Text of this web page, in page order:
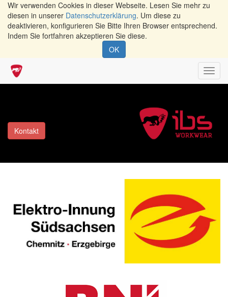
Wir verwenden Cookies in dieser Webseite. Lesen Sie mehr zu
diesen in unserer Datenschutzerklärung. Um diese zu
deaktivieren, konfigurieren Sie Bitte Ihren Browser entsprechend.
Indem Sie fortfahren akzeptieren Sie diese.
OK
Kontakt